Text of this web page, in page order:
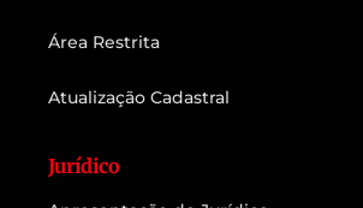
Área Restrita
Atualização Cadastral
Jurídico